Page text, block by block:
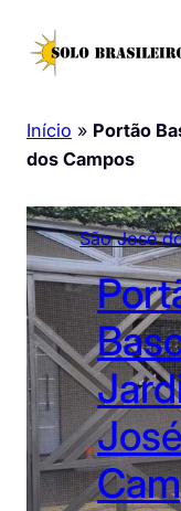
para
Início » Portão
dos Campos
São José